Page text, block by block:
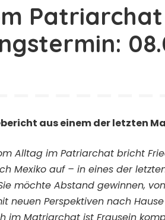
Patriarchat
aus einem der letzten
Alltag im Patriarchat bricht
Mexiko auf – in eines der
möchte Abstand gewinnen,
neuen Perspektiven nach Hause
im Matriarchat ist Frausein